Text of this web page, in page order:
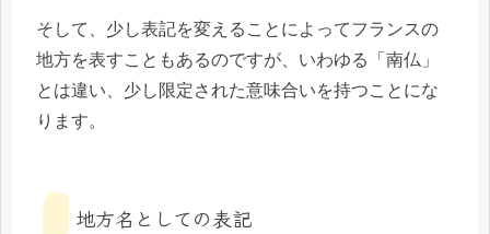
そして、少し表記を変えることによってフランスの
地方を表すこともあるのですが、いわゆる「南仏」
とは違い、少し限定された意味合いを持つことにな
ります。
地方名としての表記